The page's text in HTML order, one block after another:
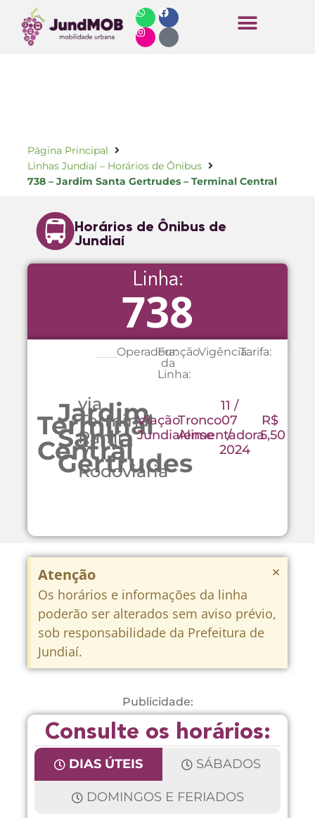
Página Principal
Linhas Jundiaí – Horários de Ônibus
738 – Jardim Santa Gertrudes – Terminal Central
Horários de Ônibus de
Jundiaí
Linha:
738
Terminal
Central
Jardim
Santa
Gertrudes
via
Terminal
Rami
/
Rodoviária
Operadora:Função
da
Linha:
Vigência:Tarifa:
Viação
Jundiaiense
Tronco
Alimentadora
11 /
07
/
2024
R$
5,50
Atenção
Os horários e informações da linha
poderão ser alterados sem aviso prévio,
sob responsabilidade da Prefeitura de
Jundiaí.
×
Publicidade:
Consulte os horários:
DIAS ÚTEIS SÁBADOS
DOMINGOS E FERIADOS